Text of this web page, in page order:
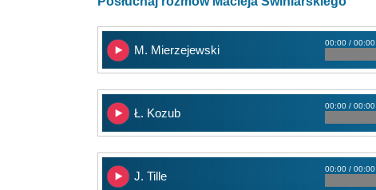
M. Mierzejewski
00:00 / 00:00
Ł. Kozub
00:00 / 00:00
J. Tille
00:00 / 00:00